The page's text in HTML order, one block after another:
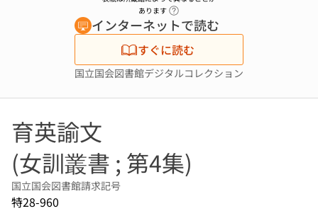
あります
インターネットで読む
すぐに読む
国立国会図書館デジタルコレクション
育英諭文
(女訓叢書 ; 第4集)
国立国会図書館請求記号
特28-960